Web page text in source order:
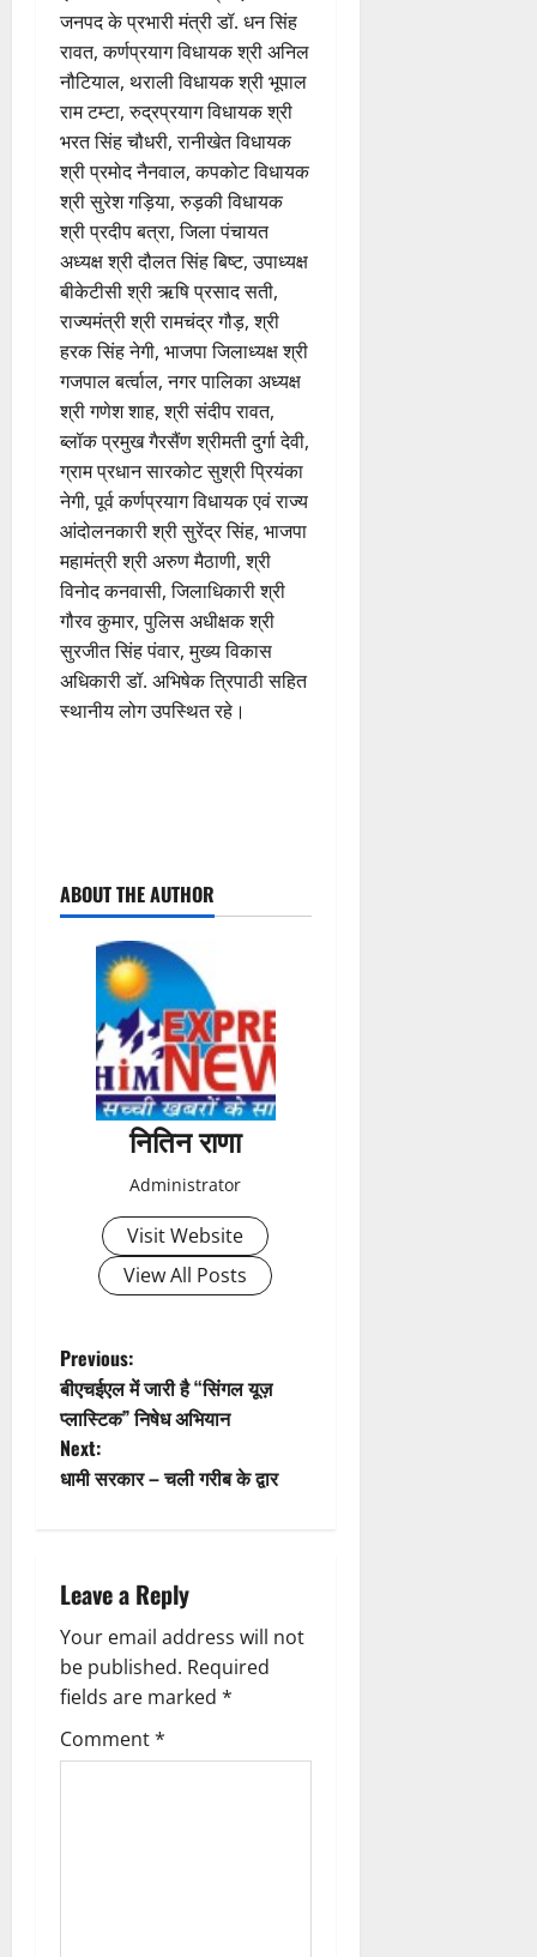
जनपद के प्रभारी मंत्री डॉ. धन सिंह
रावत, कर्णप्रयाग विधायक श्री अनिल
नौटियाल, थराली विधायक श्री भूपाल
राम टम्टा, रुद्रप्रयाग विधायक श्री
भरत सिंह चौधरी, रानीखेत विधायक
श्री प्रमोद नैनवाल, कपकोट विधायक
श्री सुरेश गड़िया, रुड़की विधायक
श्री प्रदीप बत्रा, जिला पंचायत
अध्यक्ष श्री दौलत सिंह बिष्ट, उपाध्यक्ष
बीकेटीसी श्री ऋषि प्रसाद सती,
राज्यमंत्री श्री रामचंद्र गौड़, श्री
हरक सिंह नेगी, भाजपा जिलाध्यक्ष श्री
गजपाल बर्त्वाल, नगर पालिका अध्यक्ष
श्री गणेश शाह, श्री संदीप रावत,
ब्लॉक प्रमुख गैरसैंण श्रीमती दुर्गा देवी,
ग्राम प्रधान सारकोट सुश्री प्रियंका
नेगी, पूर्व कर्णप्रयाग विधायक एवं राज्य
आंदोलनकारी श्री सुरेंद्र सिंह, भाजपा
महामंत्री श्री अरुण मैठाणी, श्री
विनोद कनवासी, जिलाधिकारी श्री
गौरव कुमार, पुलिस अधीक्षक श्री
सुरजीत सिंह पंवार, मुख्य विकास
अधिकारी डॉ. अभिषेक त्रिपाठी सहित
स्थानीय लोग उपस्थित रहे।
o
t
i
o
ABOUT THE AUTHOR
नितिन राणा
Administrator
Visit Website
View All Posts
P
o
s
a
v
i
g
Previous:
बीएचईएल में जारी है “सिंगल यूज़
प्लास्टिक” निषेध अभियान
Next:
धामी सरकार – चली गरीब के द्वार
Leave a Reply
Your email address will not
be published. Required
fields are marked *
Comment*